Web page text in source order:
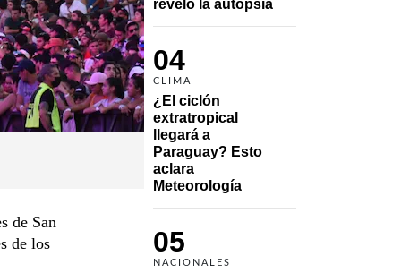
reveló la autopsia
04
CLIMA
¿El ciclón
extratropical
llegará a
Paraguay? Esto
aclara
Meteorología
05
NACIONALES
de San
de los